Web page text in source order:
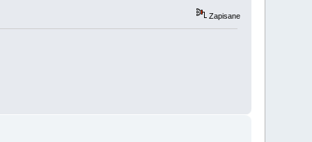
Zapisane